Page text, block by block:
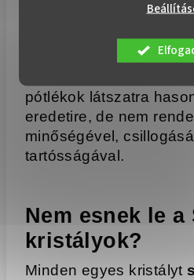
Szeretnénk
a piacon
termékek, amelyeket
pótlékok látszatra
eredetire, de nem
minőségével,
tartósságával.
Nem esnek le a
kristályok?
Minden egyes kristályt